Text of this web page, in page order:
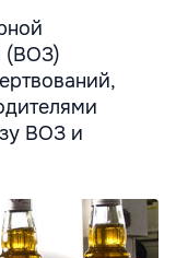
(ВОЗ)
ВОЗ и